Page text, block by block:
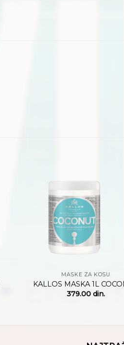
MASKE ZA KOSU
KALLOS MASKA 1L
379.00 din.